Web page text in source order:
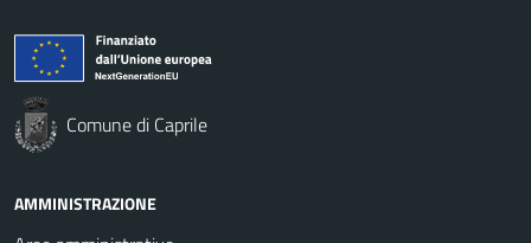
Comune di Caprile
AMMINISTRAZIONE